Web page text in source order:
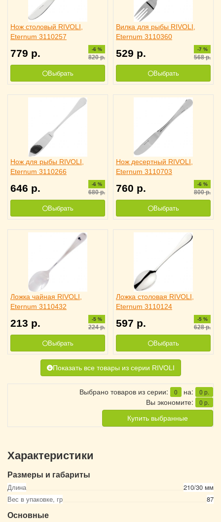
Нож столовый RIVOLI,
Eternum 3110257
779 р. -6 %
820р.
Выбрать
Вилка для рыбы RIVOLI,
Eternum 3110360
529 р. -7 %
568р.
Выбрать
Нож для рыбы RIVOLI,
Eternum 3110266
646 р. -6 %
680р.
Выбрать
Нож десертный RIVOLI,
Eternum 3110703
760 р. -6 %
800р.
Выбрать
Ложка чайная RIVOLI,
Eternum 3110432
213 р. -5 %
224р.
Выбрать
Ложка столовая RIVOLI,
Eternum 3110124
597 р. -5 %
628р.
Выбрать
Показать все товары из серии RIVOLI
Выбрано товаров из серии: 0 на: 0 р.
Вы экономите: 0 р.
Купить выбранные
Характеристики
Размеры и габариты
Длина
210/30 мм
Вес в упаковке, гр
87
Основные